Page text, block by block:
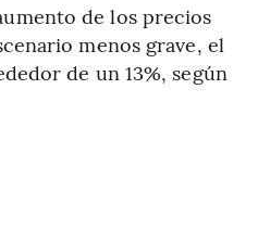
de los precios
menos grave, el
de un 13%, según